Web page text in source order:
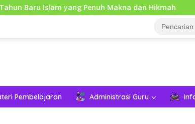
yang Penuh Makna dan Hikmah Sejarah
Pembelajaran Administrasi Guru